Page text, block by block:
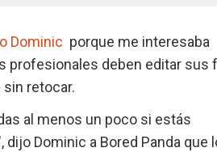
Dominic porque me interesaba
profesionales deben editar sus
retocar.
al menos un poco si estás
Dominic a Bored Panda que